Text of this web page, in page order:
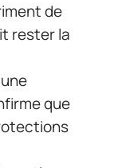
de
rester la
que